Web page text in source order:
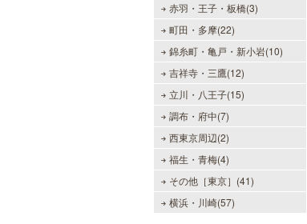
赤羽・王子・板橋(3)
町田・多摩(22)
錦糸町・亀戸・新小岩(10)
吉祥寺・三鷹(12)
立川・八王子(15)
調布・府中(7)
西東京周辺(2)
福生・青梅(4)
その他［東京］(41)
横浜・川崎(57)